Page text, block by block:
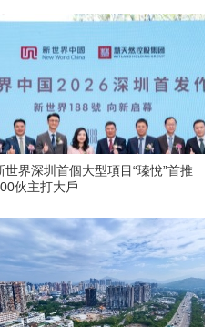
世界深圳首個大型項目“瑧悅”首推
伙主打大戶